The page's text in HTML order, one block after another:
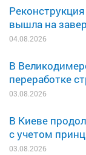
вышла на
04.08.2026
В
переработке
03.08.2026
В Киеве
с учетом
03.08.2026